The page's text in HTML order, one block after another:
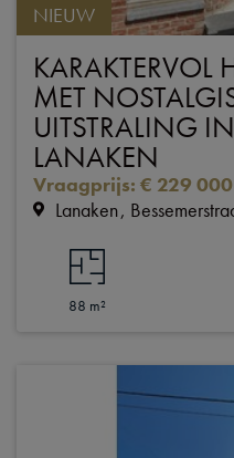
NIEUW
KARAKTERVOL
MET
UITSTRALING
LANAKEN
Vraagprijs: € 229 000
Lanaken
88 m²